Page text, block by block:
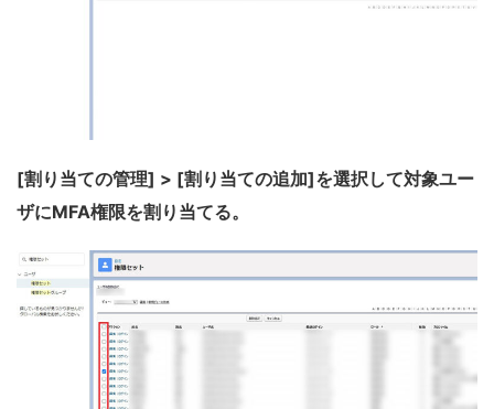
[割り当ての管理] > [割り当ての追加]を選択して対象ユー
ザにMFA権限を割り当てる。